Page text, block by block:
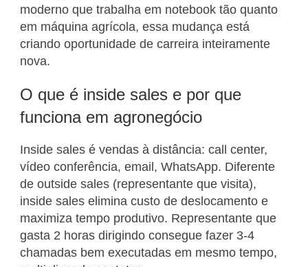
moderno que trabalha em notebook tão quanto
em máquina agrícola, essa mudança está
criando oportunidade de carreira inteiramente
nova.
O que é inside sales e por que
funciona em agronegócio
Inside sales é vendas à distância: call center,
vídeo conferência, email, WhatsApp. Diferente
de outside sales (representante que visita),
inside sales elimina custo de deslocamento e
maximiza tempo produtivo. Representante que
gasta 2 horas dirigindo consegue fazer 3-4
chamadas bem executadas em mesmo tempo,